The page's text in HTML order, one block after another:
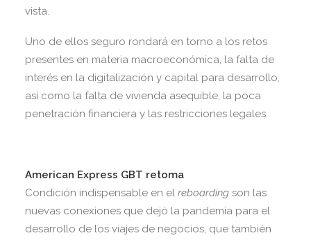
vista.
Uno de ellos seguro rondará en torno a los retos
presentes en materia macroeconómica, la falta de
interés en la digitalización y capital para desarrollo,
así como la falta de vivienda asequible, la poca
penetración financiera y las restricciones legales.
American Express GBT retoma
Condición indispensable en el reboarding son las
nuevas conexiones que dejó la pandemia para el
desarrollo de los viajes de negocios, que también